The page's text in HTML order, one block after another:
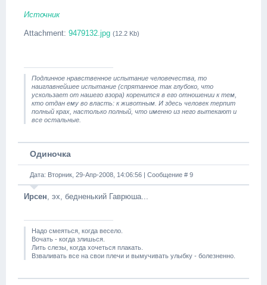
Источник
Attachment: 9479132.jpg (12.2 Kb)
Подлинное нравственное испытание человечества, то
наиглавнейшее испытание (спрятанное так глубоко, что
ускользает от нашего взора) коренится в его отношении к тем,
кто отдан ему во власть: к животным. И здесь человек терпит
полный крах, настолько полный, что именно из него вытекают и
все остальные.
Одиночка
Дата: Вторник, 29-Апр-2008, 14:06:56 | Сообщение # 9
Ирсен, эх, бедненький Гаврюша...
Надо смеяться, когда весело.
Вочать - когда злишься.
Лить слезы, когда хочеться плакать.
Взваливать все на свои плечи и вымучивать улыбку - болезненно.